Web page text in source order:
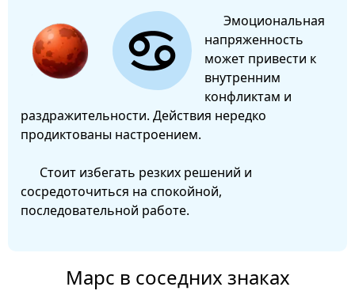
Эмоциональная
напряженность
может привести к
внутренним
конфликтам и
раздражительности. Действия нередко
продиктованы настроением.
Стоит избегать резких решений и
сосредоточиться на спокойной,
последовательной работе.
Марс в соседних знаках